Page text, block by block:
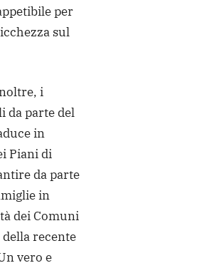
per
sul
i
da parte del
in
Piani di
da parte
in
dei Comuni
recente
vero e